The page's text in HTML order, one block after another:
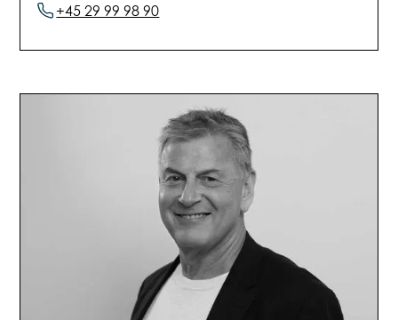
+45 29 99 98 90